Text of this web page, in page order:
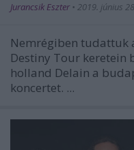
Jurancsik Eszter • 2019. június 28.
Nemrégiben tudattuk
Destiny Tour keretein
holland Delain a
koncertet. ...